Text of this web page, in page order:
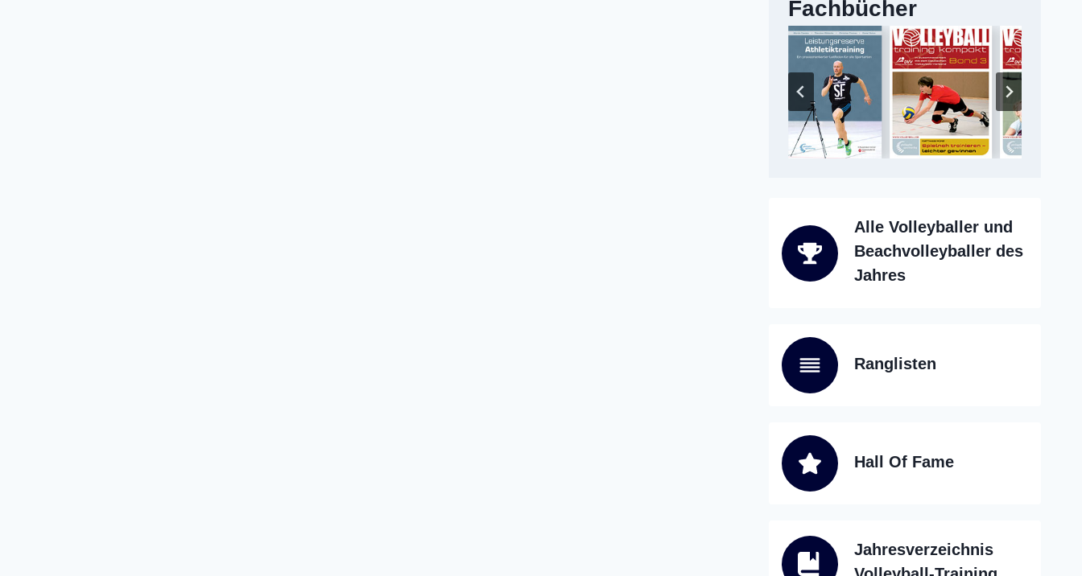
Fachbücher
Alle Volleyballer und
Beachvolleyballer des
Jahres
Ranglisten
Hall Of Fame
Jahresverzeichnis